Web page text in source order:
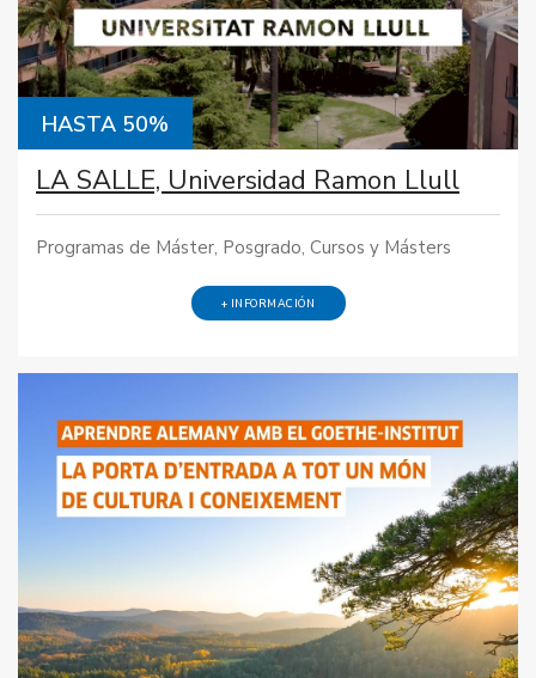
HASTA 50%
LA SALLE, Universidad Ramon Llull
Programas de Máster, Posgrado, Cursos y Másters
+ INFORMACIÓN